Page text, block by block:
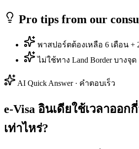
Pro tips from our
พาสปอร์ตต้องเหลือ 6 เดือน +
ไม่ใช้ทาง Land Border บางจุด
AI Quick Answer · คำตอบเร็ว
e-Visa อินเดียใช้เวลาออก
เท่าไหร่?